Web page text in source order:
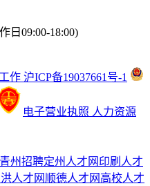
日09:00-18:00)
作 沪ICP备19037661号-1
电子营业执照 人力资源
青州招聘定州人才网 印刷人才
人才网 顺德人才网 高校人才